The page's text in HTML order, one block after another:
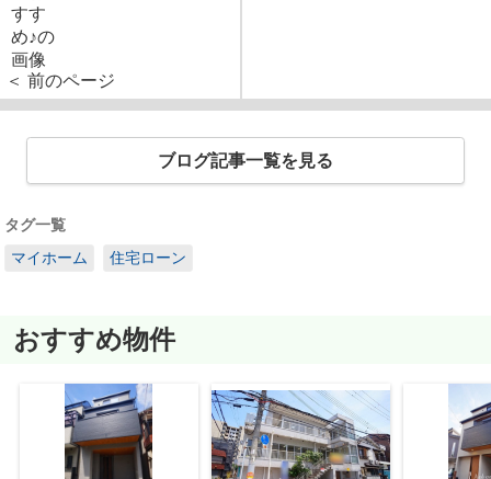
＜ 前のページ
ブログ記事一覧を見る
タグ一覧
マイホーム
住宅ローン
おすすめ物件